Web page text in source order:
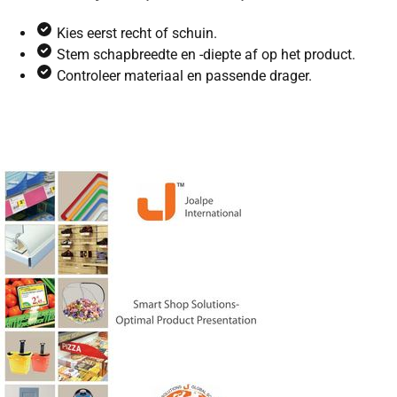
Kies eerst recht of schuin.
Stem schapbreedte en -diepte af op het product.
Controleer materiaal en passende drager.